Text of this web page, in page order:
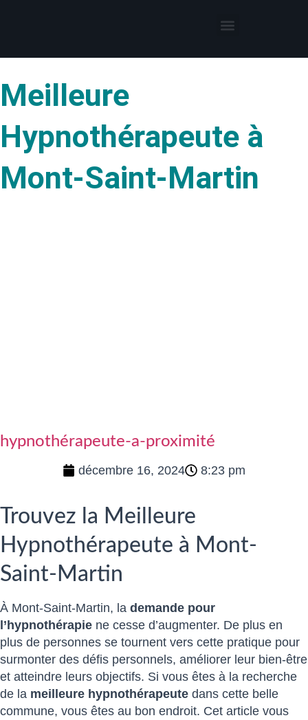
Meilleure
Hypnothérapeute à
Mont-Saint-Martin
hypnothérapeute-a-proximité
décembre 16, 2024 8:23 pm
Trouvez la Meilleure
Hypnothérapeute à Mont-
Saint-Martin
À Mont-Saint-Martin, la demande pour
l’hypnothérapie ne cesse d’augmenter. De plus en
plus de personnes se tournent vers cette pratique pour
surmonter des défis personnels, améliorer leur bien-être
et atteindre leurs objectifs. Si vous êtes à la recherche
de la meilleure hypnothérapeute dans cette belle
commune, vous êtes au bon endroit. Cet article vous